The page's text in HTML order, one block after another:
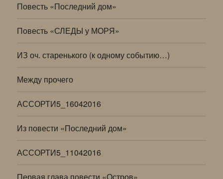
Повесть «Последний дом»
Повесть «СЛЕДЫ у МОРЯ»
ИЗ оч. старенького (к одному событию…)
Между прочего
АССОРТИ5_16042016
Из повести «Последний дом»
АССОРТИ5_11042016